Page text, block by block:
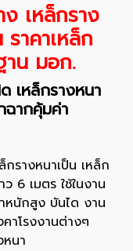
เหล็กราง
าคาเหล็ก
าน มอก.
เหล็กรางหนา
ฉากคุ้มค่า
รางหนาเป็น เหล็ก
6 เมตร ใช้ในงาน
หนักสูง บันได งาน
าโรงงานต่างๆ
นา